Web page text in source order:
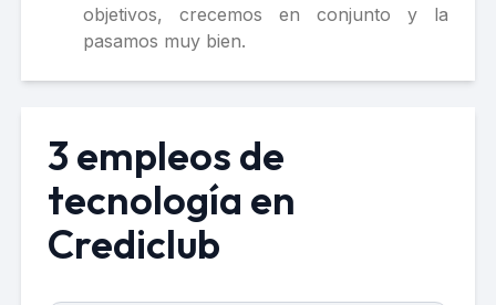
objetivos, crecemos en conjunto y la
pasamos muy bien.
3 empleos de
tecnología en
Crediclub